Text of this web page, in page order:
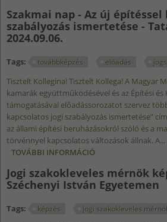
MÉRNÖK KÉPZÉS A
EGYETEMEN
Szakmai nap - Az új
szabályozás ismertetése -
2024.09.06.
Tags: továbbképzés előadás
Tisztelt Kollegina! Tisztelt Kollega! A Magyar
kamarák együttműködésével és az Építési
támogatásával előadássorozatot szervez
kapcsolatos jogi szabályozás ismertetése”
az állami építési beruházásokról szóló és a
törvénnyel kapcsolatos változások állnak. A...
TOVÁBBI INFORMÁCIÓ
TATABÁNYA,
KAPCSOLATOSAN
Jogi szakokleveles mérnök
Széchenyi István Egyetemen
Tags: képzés jogi szakokleveles